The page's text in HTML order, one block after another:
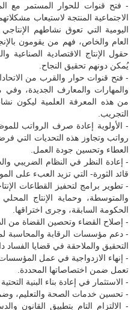
- فتح قنوات للحوار المستمر مع
الاجتماعية المنتجة لاستيعاب
اليومية التي تعوق نشاطهم
العام والخاص، فهم من يقومون
حقول الإنتاج الاقتصادية الصناعية
يُمكن دونهم تحقيق النجاح.
- فتح قنوات حوار والقرب من
والمهارات والمعارف الجديدة،
من هذه المعرفة العلمية ليكون
التجريب.
- الأولوية إعادة صرف الرواتب
رواتب وتجاوز هذه التحديات التي
العطاء وتحسين جودة العمل.
- إعادة النظر في النظام الضريبي
قائد الثورة- التي تزيد العبء على
- تطوير برامج لتحفيز القطاعات
والمتوسطة، وحماية الإنتاج
الحكومة السابقة، وجرى اختراقها.
- إصلاح القضاء وتحصين القضاة من
- دعم مؤسسات الرقابة والمحاسبة
التحقيق والملاحقة في قضايا
- إنهاء الازدواجية في عمل
تعمل ضمن اختصاصاتها المحددة.
- الاستثمار في إعادة بناء البنية
- تحسين خدمات الصحة والتعليم،
- الالتزام التام بتطبيق القانون